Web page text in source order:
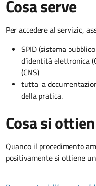
Cosa serve
Per accedere al servizio,
SPID (sistema
d’identità elettronica
(CNS)
tutta la
della pratica.
Cosa si
Quando il procedimento
positivamente si ottiene